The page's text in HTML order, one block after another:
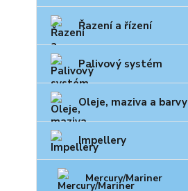
Řazení a řízení
Palivový systém
Oleje, maziva a barvy
Impellery
Mercury/Mariner